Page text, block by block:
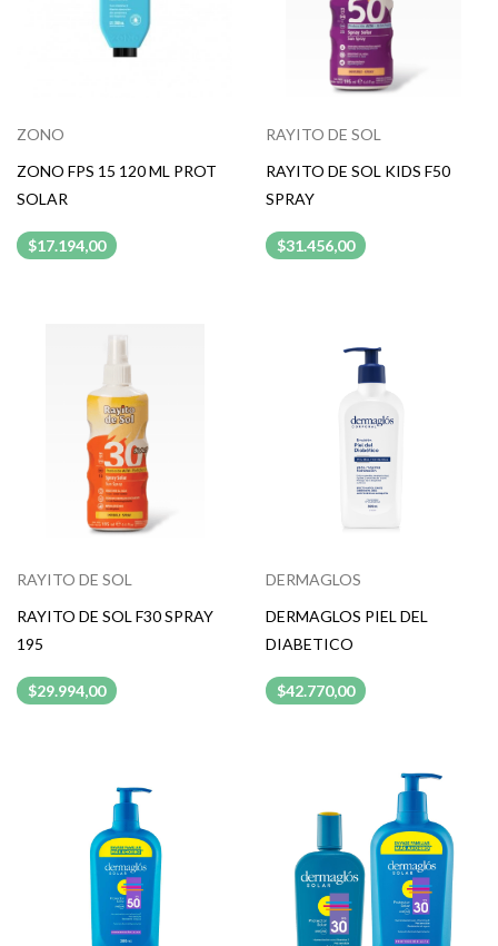
ZONO
ZONO FPS 15 120 ML PROT
SOLAR
$17.194,00
RAYITO DE SOL
RAYITO DE SOL KIDS F50
SPRAY
$31.456,00
RAYITO DE SOL
RAYITO DE SOL F30 SPRAY
195
$29.994,00
DERMAGLOS
DERMAGLOS PIEL DEL
DIABETICO
$42.770,00